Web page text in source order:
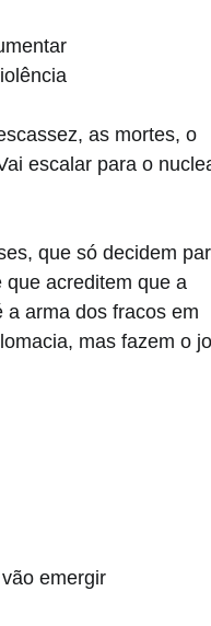
as mortes, o
escalar para o
que só decidem
que acreditem que a
a arma dos fracos em
mas fazem o
emergir